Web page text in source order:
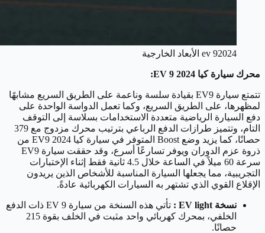
ev 92024 الأبعاد الخارجية
محرك سيارة كيا EV 9 2024:
تتمتع سيارة EV9 بقيادة سلسة وناعمة على الطريق السريع مشابهًا
لمظهرها، على الطريق السريع، وكما تعمل الدواسة الواحدة على
دفع السيارة الرياضية متعددة الاستخدامات بسلاسة إلى التوقف
التام، وتتميز طرازات الدفع الرباعي بترتيب محرك مزدوج مع 379
حصانًا، كما يزيد وضع Boost المتوفر في سيارة كيا EV9 2024 من
ذروة عزم الدوران ويوفر تسارعًا أسرع، وقد حققت سيارة EV9
سرعة 60 ميلاً في الساعة خلال 4.5 ثانية فقط إثناء الإختبارات
التجريبية، مما يجعلها السيارة المناسبة للأشخاص الذين يريدون
الإقلاع القوي الذي تشتهر به السيارات الكهربائية عادةً.
نسخة EV light :
تأتي هذه السنخة من سيارة EV 9 ذات الدفع
الخلفي، بمحرك كهربائي واحد مثبت في الخلف بقوة 215
حصانًا.